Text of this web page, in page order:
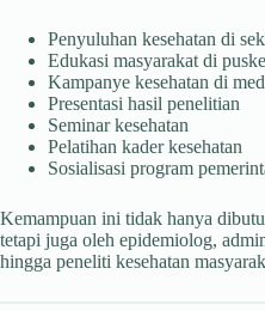
Penyuluhan kesehatan di
Edukasi masyarakat di
Kampanye kesehatan di
Presentasi hasil penelitian
Seminar kesehatan
Pelatihan kader kesehatan
Sosialisasi program
Kemampuan ini tidak hanya
tetapi juga oleh epidemiolog,
hingga peneliti kesehatan